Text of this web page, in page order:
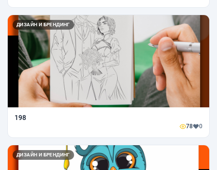
ДИЗАЙН И БРЕНДИНГ
198
78 0
ДИЗАЙН И БРЕНДИНГ